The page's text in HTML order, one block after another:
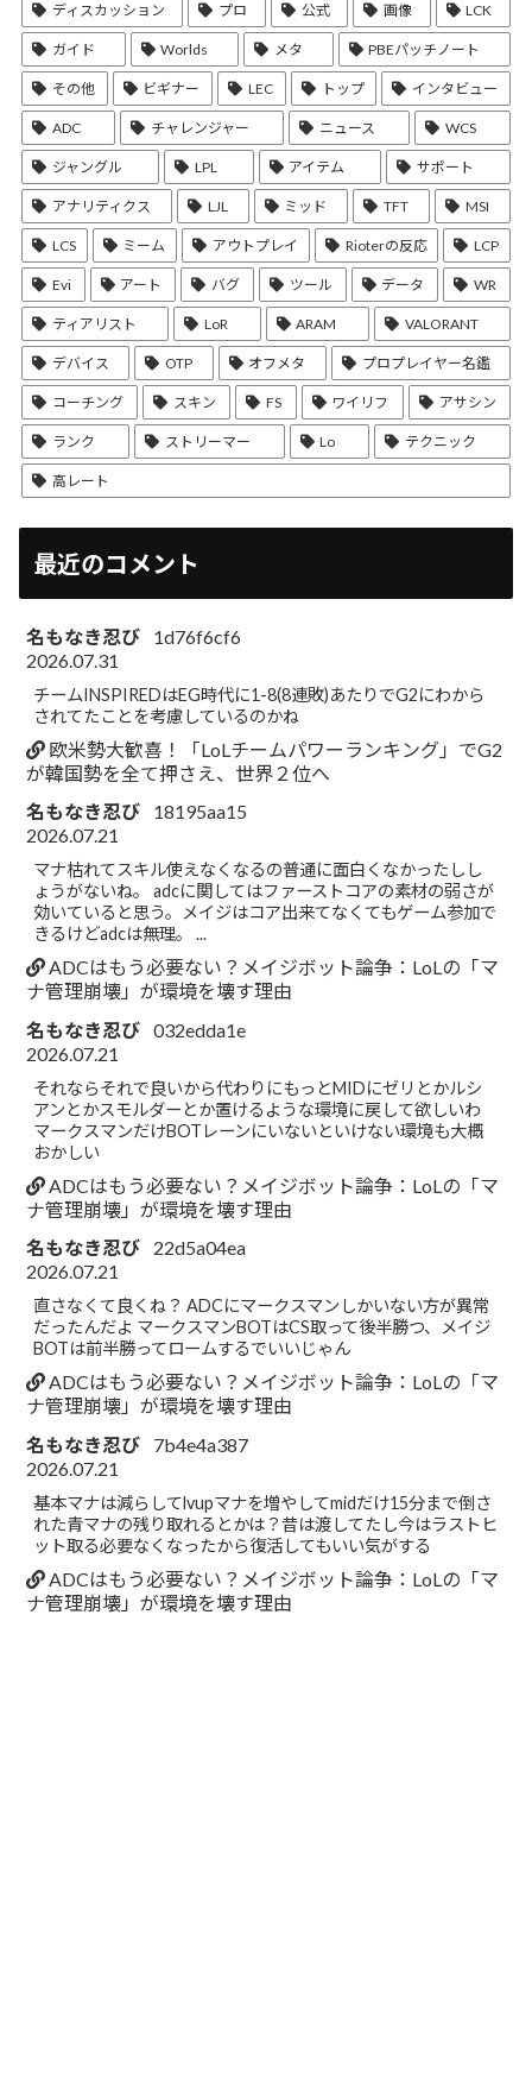
ディスカッション プロ 公式 画像 LCK
ガイド Worlds メタ PBEパッチノート
その他 ビギナー LEC トップ インタビュー
ADC チャレンジャー ニュース WCS
ジャングル LPL アイテム サポート
アナリティクス LJL ミッド TFT MSI
LCS ミーム アウトプレイ Rioterの反応 LCP
Evi アート バグ ツール データ WR
ティアリスト LoR ARAM VALORANT
デバイス OTP オフメタ プロプレイヤー名鑑
コーチング スキン FS ワイリフ アサシン
ランク ストリーマー Lo テクニック
高レート
最近のコメント
名もなき忍び
1d76f6cf6
2026.07.31
チームINSPIREDはEG時代に1-8(8連敗)あたりでG2にわから
されてたことを考慮しているのかね
欧米勢大歓喜！「LoLチームパワーランキング」でG2
が韓国勢を全て押さえ、世界２位へ
名もなき忍び
18195aa15
2026.07.21
マナ枯れてスキル使えなくなるの普通に面白くなかったしし
ょうがないね。 adcに関してはファーストコアの素材の弱さが
効いていると思う。メイジはコア出来てなくてもゲーム参加で
きるけどadcは無理。 ...
ADCはもう必要ない？メイジボット論争：LoLの「マ
ナ管理崩壊」が環境を壊す理由
名もなき忍び 032edda1e
2026.07.21
それならそれで良いから代わりにもっとMIDにゼリとかルシ
アンとかスモルダーとか置けるような環境に戻して欲しいわ
マークスマンだけBOTレーンにいないといけない環境も大概
おかしい
ADCはもう必要ない？メイジボット論争：LoLの「マ
ナ管理崩壊」が環境を壊す理由
名もなき忍び
22d5a04ea
2026.07.21
直さなくて良くね？ ADCにマークスマンしかいない方が異常
だったんだよ マークスマンBOTはCS取って後半勝つ、メイジ
BOTは前半勝ってロームするでいいじゃん
ADCはもう必要ない？メイジボット論争：LoLの「マ
ナ管理崩壊」が環境を壊す理由
名もなき忍び
7b4e4a387
2026.07.21
基本マナは減らしてlvupマナを増やしてmidだけ15分まで倒さ
れた青マナの残り取れるとかは？昔は渡してたし今はラストヒ
ット取る必要なくなったから復活してもいい気がする
ADCはもう必要ない？メイジボット論争：LoLの「マ
ナ管理崩壊」が環境を壊す理由